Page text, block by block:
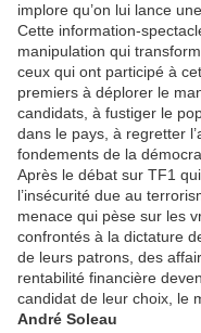
implore qu’on lui lance
Cette information-
manipulation qui
ceux qui ont participé à
premiers à déplorer le
candidats, à fustiger le
dans le pays, à regretter
fondements de la
Après le débat sur TF1
l’insécurité due au
menace qui pèse sur les
confrontés à la dictature
de leurs patrons, des
rentabilité financière
candidat de leur choix, le
André Soleau